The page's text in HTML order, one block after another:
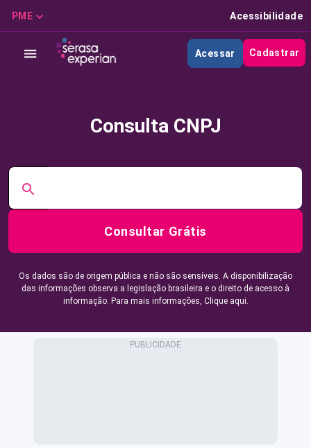
PME Acessibilidade
Acessar Cadastrar
Consulta CNPJ
Consultar Grátis
Os dados são de origem pública e não são sensíveis. A disponibilização
das informações observa a legislação brasileira e o direito de acesso à
informação. Para mais informações, Clique aqui.